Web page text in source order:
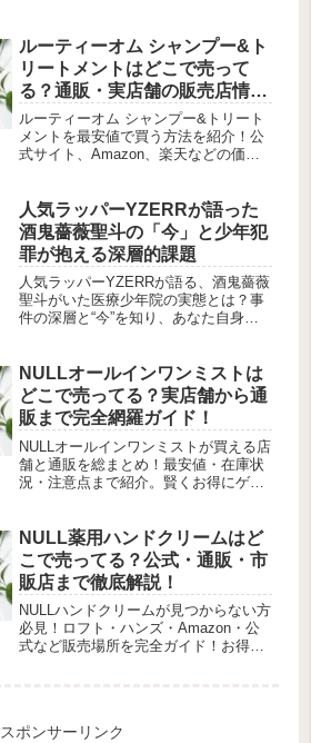
ルーティーオム シャンプー&ト
リートメントはどこで売って
る？通販・実店舗の販売店情報
まとめ！
ルーティーオム シャンプー&トリート
メントを最安値で買う方法を紹介！公
式サイト、Amazon、楽天などの価格
人気ラッパーYZERRが語った
酒鬼薔薇聖斗の「今」と少年犯
罪が抱える深層的課題
人気ラッパーYZERRが語る、酒鬼薔薇
聖斗がいた医療少年院の実態とは？事
件の深層と“今”を知り、あなた自身の
NULLオールインワンミストは
どこで売ってる？実店舗から通
販まで完全網羅ガイド！
NULLオールインワンミストが買える店
舗と通販を総まとめ！最安値・在庫状
況・注意点まで紹介。賢くお得にゲッ
NULL薬用ハンドクリームはど
こで売ってる？公式・通販・市
販店まで徹底解説！
NULLハンドクリームが見つからない方
必見！ロフト・ハンズ・Amazon・公
式など販売場所を完全ガイド！お得に
スポンサーリンク